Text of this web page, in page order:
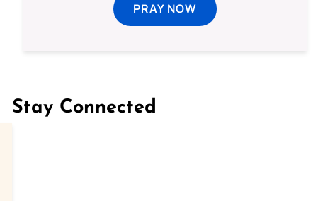
PRAY NOW
Stay Connected